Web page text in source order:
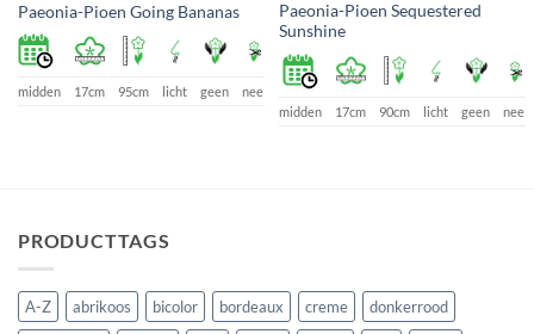
Paeonia-Pioen Going Bananas
midden 17cm 95cm licht geen nee
Paeonia-Pioen Sequestered
Sunshine
midden 17cm 90cm licht geen nee
PRODUCTTAGS
A-Z abrikoos bicolor bordeaux creme
donkerrood